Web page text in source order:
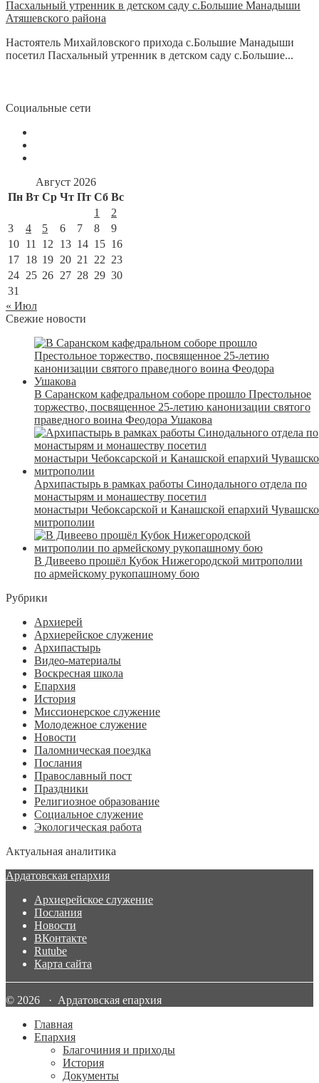
Пасхальный утренник в детском саду с.Большие Манадыши
Атяшевского района
Настоятель Михайловского прихода с.Большие Манадыши
посетил Пасхальный утренник в детском саду с.Большие...
Социальные сети
Август 2026
Пн Вт Ср Чт Пт Сб Вс
1
2
3
4 5 6 7 8
9
10 11 12 13 14 15 16
17 18 19 20 21 22 23
24 25 26 27 28 29 30
31
« Июл
Свежие новости
В Саранском кафедральном соборе прошло Престольное
торжество, посвященное 25-летию канонизации святого
праведного воина Феодора Ушакова
Архипастырь в рамках работы Синодального отдела по
монастырям и монашеству посетил
монастыри Чебоксарской и Канашской епархий
митрополии
В Дивеево прошёл Кубок Нижегородской митрополии
по армейскому рукопашному бою
Рубрики
Архиерей
Архиерейское служение
Архипастырь
Видео-материалы
Воскресная школа
Епархия
История
Миссионерское служение
Молодежное служение
Новости
Паломническая поездка
Послания
Православный пост
Праздники
Религиозное образование
Социальное служение
Экологическая работа
Актуальная аналитика
Ардатовская епархия
Архиерейское служение
Послания
Новости
ВКонтакте
Rutube
Карта сайта
© 2026 · Ардатовская епархия
Главная
Епархия
Благочиния и приходы
История
Документы